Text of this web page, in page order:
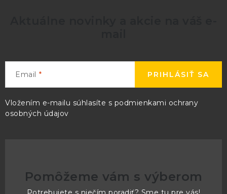
Email
Vložením e-mailu súhlasíte s podmienkami ochrany
osobných údajov
PRIHLÁSIŤ SA
Pomôžeme vám s výberom